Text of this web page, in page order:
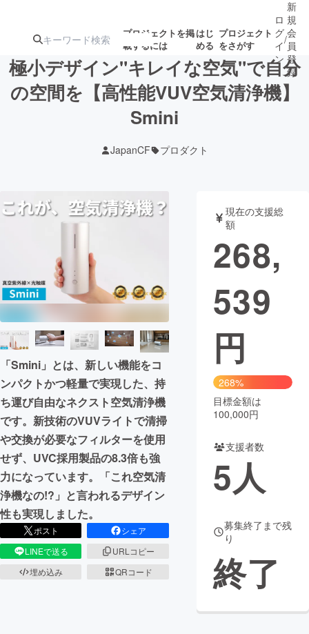
プロジェクトを掲
載するには
はじ
める
プロジェクト
をさがす
注目の新着プロ募集終了が近いプ
テクノロジー・ガジェット
映像・映画 書籍・雑誌
ビジネス・起業 チャレンジ
まちづくり・地域活性化
CAMPFIRE for Social Good
CAMPFIRE Creation
CAMPFIREふるさと納税machi-ya コミュニティ
ロ
グ
イ
ン
/
新
規
会
員
登
録
極小デザイン"キレイな空気"で自分
の空間を【高性能VUV空気清浄機】
Smini
JapanCF プロダクト
「Smini」とは、新しい機能をコ
ンパクトかつ軽量で実現した、持
ち運び自由なネクスト空気清浄機
です。新技術のVUVライトで清掃
や交換が必要なフィルターを使用
せず、UVC採用製品の8.3倍も強
力になっています。「これ空気清
浄機なの!?」と言われるデザイン
性も実現しました。
ポスト
シェア
LINEで送る
URLコピー
埋め込み
QRコード
現在の支援総
額
268,
539
円
268%
目標金額は
100,000円
支援者数
5人
募集終了まで残
り
終了